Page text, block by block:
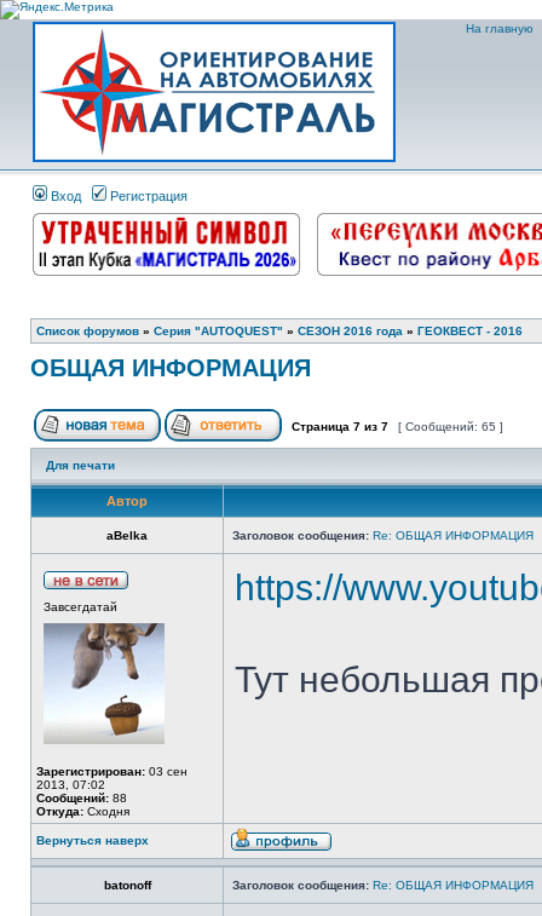
На главную
Вход Регистрация
Список форумов » Серия "AUTOQUEST" » СЕЗОН 2016 года » ГЕОКВЕСТ - 2016
ОБЩАЯ ИНФОРМАЦИЯ
Страница 7 из 7 [ Сообщений: 65 ]
Для печати
Автор
aBelka Заголовок сообщения: Re: ОБЩАЯ ИНФОРМАЦИЯ
Завсегдатай
Зарегистрирован: 03 сен
2013, 07:02
Сообщений: 88
Откуда: Сходня
https://
Тут небольшая
Вернуться наверх
batonoff Заголовок сообщения: Re: ОБЩАЯ ИНФОРМАЦИЯ